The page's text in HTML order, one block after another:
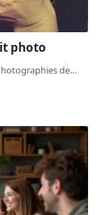
photo
de…